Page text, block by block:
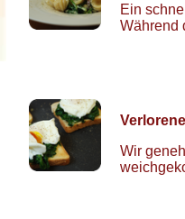
Ein
Während
Wir